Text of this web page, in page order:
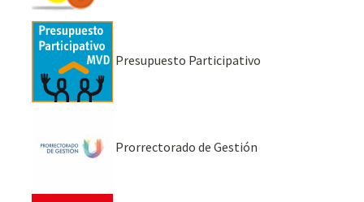
Presupuesto Participativo
Prorrectorado de Gestión